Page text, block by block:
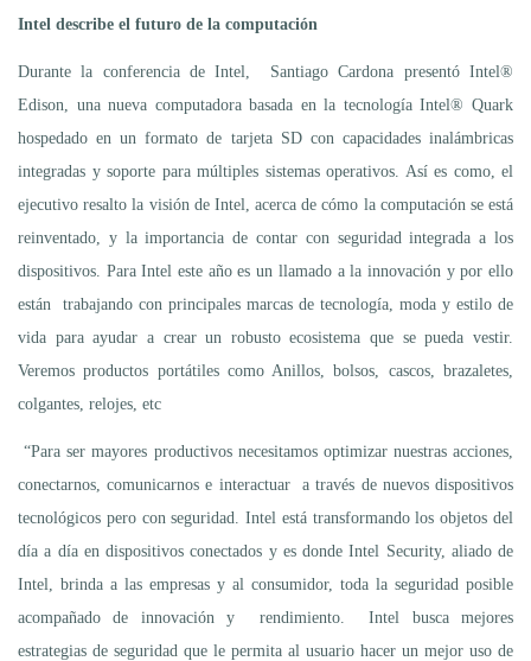
Intel describe el futuro de la computación
Durante la conferencia de Intel, Santiago Cardona presentó Intel®
Edison, una nueva computadora basada en la tecnología Intel® Quark
hospedado en un formato de tarjeta SD con capacidades inalámbricas
integradas y soporte para múltiples sistemas operativos. Así es como, el
ejecutivo resalto la visión de Intel, acerca de cómo la computación se está
reinventado, y la importancia de contar con seguridad integrada a los
dispositivos. Para Intel este año es un llamado a la innovación y por ello
están trabajando con principales marcas de tecnología, moda y estilo de
vida para ayudar a crear un robusto ecosistema que se pueda vestir.
Veremos productos portátiles como Anillos, bolsos, cascos, brazaletes,
colgantes, relojes, etc
“Para ser mayores productivos necesitamos optimizar nuestras acciones,
conectarnos, comunicarnos e interactuar a través de nuevos dispositivos
tecnológicos pero con seguridad. Intel está transformando los objetos del
día a día en dispositivos conectados y es donde Intel Security, aliado de
Intel, brinda a las empresas y al consumidor, toda la seguridad posible
acompañado de innovación y rendimiento. Intel busca mejores
estrategias de seguridad que le permita al usuario hacer un mejor uso de